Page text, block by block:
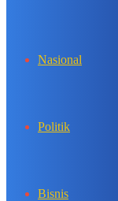
Nasional
Politik
Bisnis